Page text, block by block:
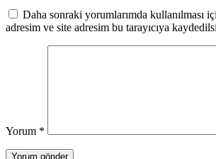
Daha sonraki yorumlarımda kullanılması
adresim ve site adresim bu tarayıcıya
Yorum *